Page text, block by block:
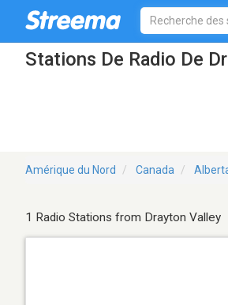
Stations De Radio De
Amérique du Nord Canada
1 Radio Stations from Drayton Valley